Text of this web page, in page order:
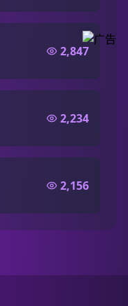
2,847
2,234
2,156